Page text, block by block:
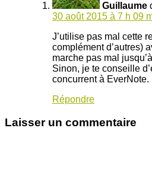
Guillaume
30 août 2015 à 7 h 09
J’utilise pas mal cette
complément d’autres)
marche pas mal
Sinon, je te conseille
concurrent à EverNote.
Répondre
Laisser un commentaire